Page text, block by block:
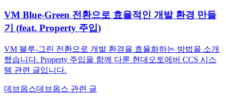
VM Blue-Green 전환으로 효율적인 개발 환경 만들
기 (feat. Property 주입)
VM 블루-그린 전환으로 개발 환경을 효율화하는 방법을 소개
했습니다. Property 주입을 함께 다룬 현대오토에버 CCS 시스
템 관련 글입니다.
데브옵스데브옵스 관련 글